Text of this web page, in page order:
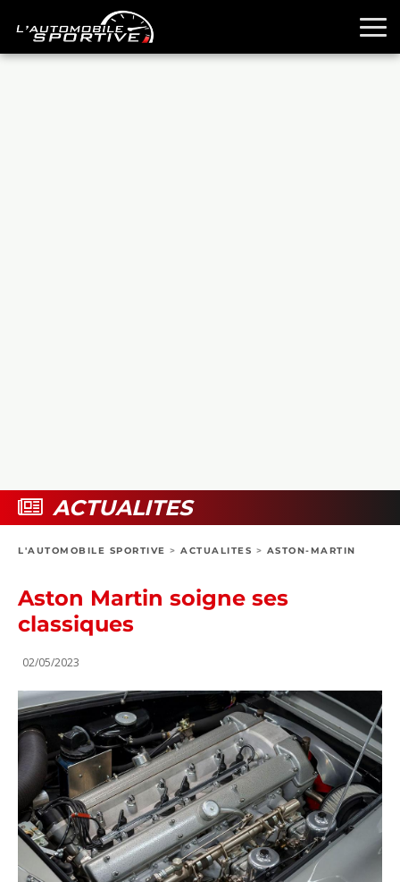
BOUTIQUE
ACTUALITES
L'AUTOMOBILE SPORTIVE > ACTUALITES > ASTON-MARTIN
Aston Martin soigne ses
classiques
02/05/2023